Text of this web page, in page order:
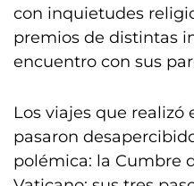
con inquietudes
premios de distintas
encuentro con sus
Los viajes que realizó
pasaron
polémica: la Cumbre